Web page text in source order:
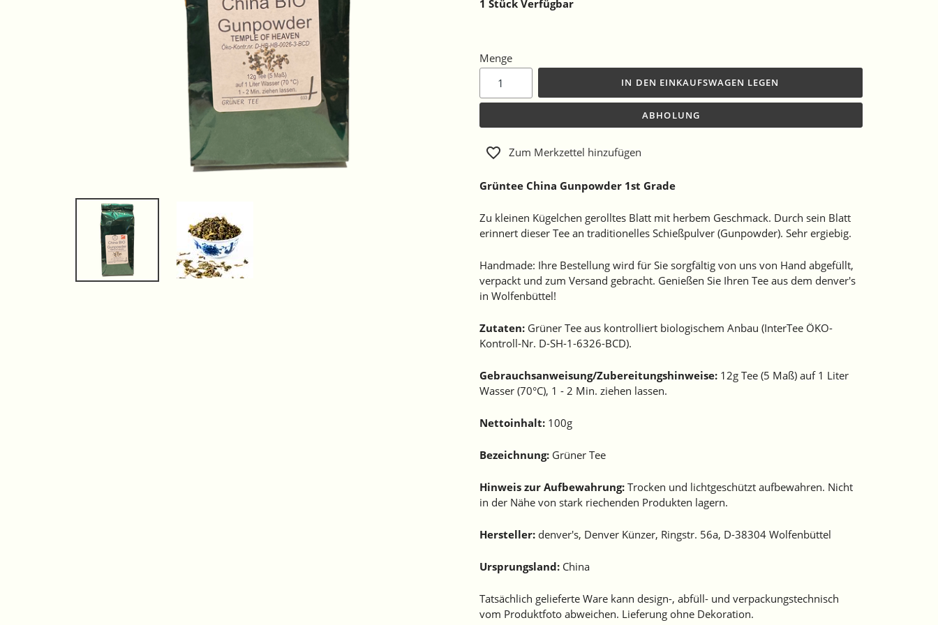
1 Stück Verfügbar
Menge
IN DEN EINKAUFSWAGEN LEGEN
ABHOLUNG
Zum Merkzettel hinzufügen
Grüntee China Gunpowder 1st Grade
Zu kleinen Kügelchen gerolltes Blatt mit herbem Geschmack. Durch sein Blatt
erinnert dieser Tee an traditionelles Schießpulver (Gunpowder). Sehr ergiebig.
Handmade: Ihre Bestellung wird für Sie sorgfältig von uns von Hand abgefüllt,
verpackt und zum Versand gebracht. Genießen Sie Ihren Tee aus dem denver's
in Wolfenbüttel!
Zutaten: Grüner Tee aus kontrolliert biologischem Anbau (InterTee ÖKO-
Kontroll-Nr. D-SH-1-6326-BCD).
Gebrauchsanweisung/Zubereitungshinweise: 12g Tee (5 Maß) auf 1 Liter
Wasser (70°C), 1 - 2 Min. ziehen lassen.
Nettoinhalt: 100g
Bezeichnung: Grüner Tee
Hinweis zur Aufbewahrung: Trocken und lichtgeschützt aufbewahren. Nicht
in der Nähe von stark riechenden Produkten lagern.
Hersteller: denver's, Denver Künzer, Ringstr. 56a, D-38304 Wolfenbüttel
Ursprungsland: China
Tatsächlich gelieferte Ware kann design-, abfüll- und verpackungstechnisch
vom Produktfoto abweichen. Lieferung ohne Dekoration.